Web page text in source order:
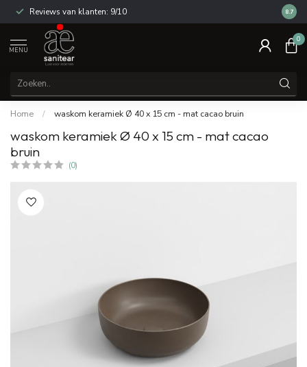
Reviews van klanten: 9/10 14
8.7
MENU
0
Home / waskom keramiek Ø 40 x 15 cm - mat cacao bruin
waskom keramiek Ø 40 x 15 cm - mat cacao
bruin
(0)